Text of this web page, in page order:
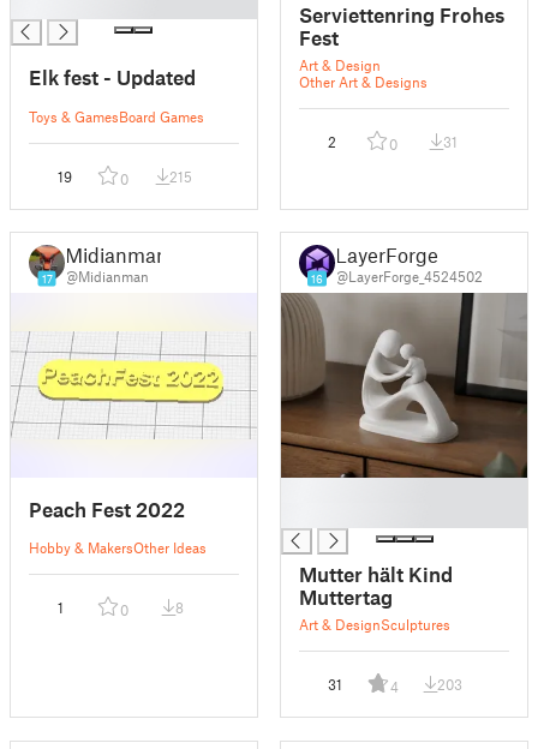
Elk fest - Updated
Toys & GamesBoard Games
19 0 215
Serviettenring Frohes
Fest
Art & Design
Other Art & Designs
2 0 31
17
Midianman
@Midianman
Peach Fest 2022
Hobby & MakersOther Ideas
1 0 8
16
LayerForge
@LayerForge_4524502
Mutter hält Kind
Muttertag
Art & DesignSculptures
31 4 203